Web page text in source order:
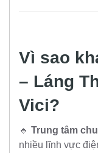
Vì sao
– Láng
Vici?
🔹 Trung tâm
nhiều lĩnh vực